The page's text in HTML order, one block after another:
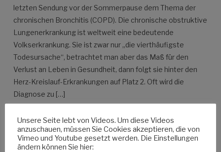
letzten Sendung vor der Sommerpause dem Thema der
chronischen Bronchitis (COPD). Die chronische obstruktive
Lungenerkrankung ist weltweit eine bedeutende
Volkserkrankung. Sie ist zwar nur „die vierthäufigste
Todesursache“, betrachtet man aber das Maß für den
Verlust an Leben in Gesundheit, dann folgt sie hinter den
Herz-Kreislauf-Erkrankungen auf Platz 2. Oft wird die
Diagnose zu […]
WEITERLESEN
Unsere Seite lebt von Videos. Um diese Videos
anzuschauen, müssen Sie Cookies akzeptieren, die von
Vimeo und Youtube gesetzt werden. Die Einstellungen
ändern können Sie hier: